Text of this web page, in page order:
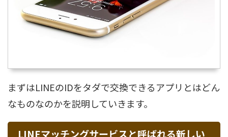
まずはLINEのIDをタダで交換できるアプリとはどん
なものなのかを説明していきます。
LINEマッチングサービスと呼ばれる新しい